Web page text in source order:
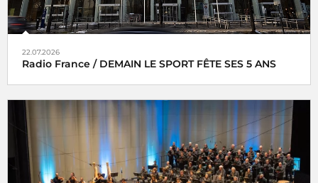
22.07.2026
Radio France / DEMAIN LE SPORT FÊTE SES 5 ANS